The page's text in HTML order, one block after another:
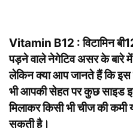
Vitamin B12 : विटामिन
पड़ने वाले नेगेटिव असर के बारे में
लेकिन क्या आप जानते हैं कि इस
भी आपकी सेहत पर कुछ
मिलाकर किसी भी चीज की कमी
सकती है।